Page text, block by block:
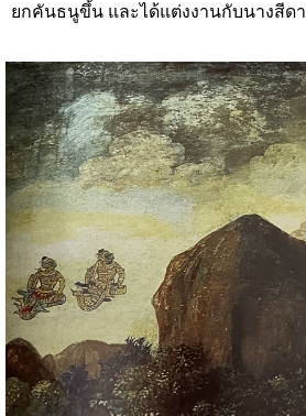
ยกคันธนูขึ้น และได้แต่งงานกับนางสีดา